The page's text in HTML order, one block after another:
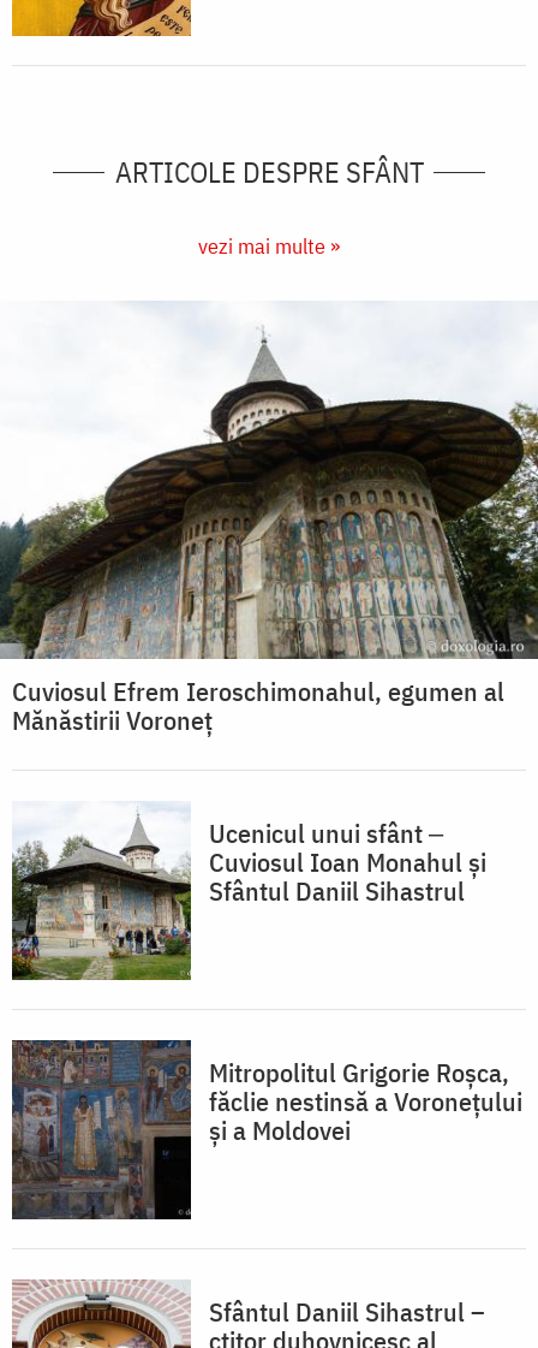
ARTICOLE DESPRE SFÂNT
vezi mai multe »
Cuviosul Efrem Ieroschimonahul, egumen al
Mănăstirii Voroneț
Ucenicul unui sfânt ‒
Cuviosul Ioan Monahul și
Sfântul Daniil Sihastrul
Mitropolitul Grigorie Roșca,
făclie nestinsă a Voronețului
și a Moldovei
Sfântul Daniil Sihastrul –
ctitor duhovnicesc al